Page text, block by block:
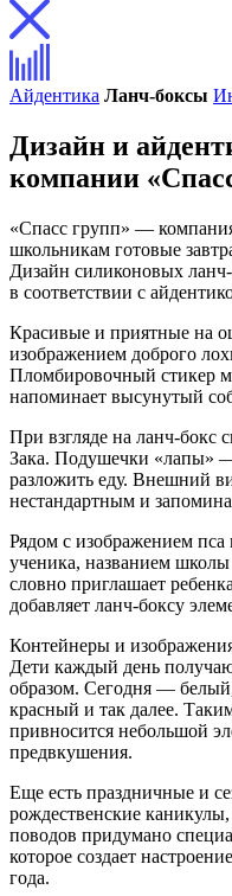
Айдентика Ланч-боксы
Дизайн и
компании
«Спасс групп» —
школьникам готовые
Дизайн силиконовых
в соответствии с
Красивые и приятные на
изображением доброго
Пломбировочный стикер
напоминает высунутый
При взгляде на ланч-бокс
Зака. Подушечки «лапы»
разложить еду. Внешний
нестандартным и
Рядом с изображением пса
ученика, названием
словно приглашает
добавляет ланч-боксу
Контейнеры и
Дети каждый день
образом. Сегодня —
красный и так далее.
привносится небольшой
предвкушения.
Еще есть праздничные и
рождественские
поводов придумано
которое создает
года.